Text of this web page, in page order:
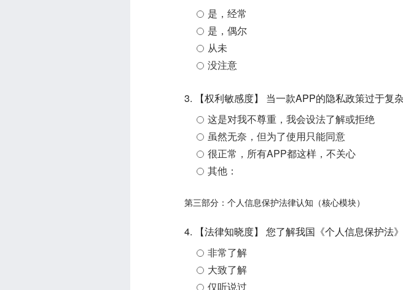
是，经常
是，偶尔
从未
没注意
3. 【权利敏感度】 当一款APP的隐私政策过于复
这是对我不尊重，我会设法了解或拒绝
虽然无奈，但为了使用只能同意
很正常，所有APP都这样，不关心
其他：
第三部分：个人信息保护法律认知（核心模块）
4. 【法律知晓度】 您了解我国《个人信息保护法
非常了解
大致了解
仅听说过